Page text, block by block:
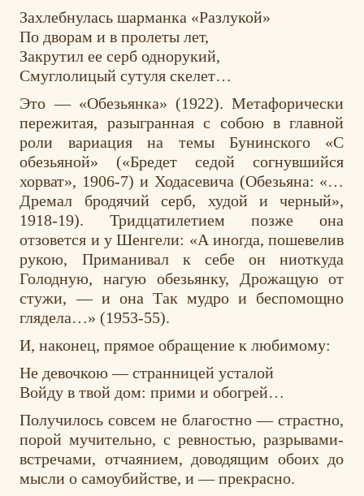
Захлебнулась шарманка «Разлукой»
По дворам и в пролеты лет,
Закрутил ее серб однорукий,
Смуглолицый сутуля скелет…
Это — «Обезьянка» (1922). Метафорически
пережитая, разыгранная с собою в главной
роли вариация на темы Бунинского «С
обезьяной» («Бредет седой согнувшийся
хорват», 1906-7) и Ходасевича (Обезьяна: «…
Дремал бродячий серб, худой и черный»,
1918-19). Тридцатилетием позже она
отзовется и у Шенгели: «А иногда, пошевелив
рукою, Приманивал к себе он ниоткуда
Голодную, нагую обезьянку, Дрожащую от
стужи, — и она Так мудро и беспомощно
глядела…» (1953-55).
И, наконец, прямое обращение к любимому:
Не девочкою — странницей усталой
Войду в твой дом: прими и обогрей…
Получилось совсем не благостно — страстно,
порой мучительно, с ревностью, разрывами-
встречами, отчаянием, доводящим обоих до
мысли о самоубийстве, и — прекрасно.